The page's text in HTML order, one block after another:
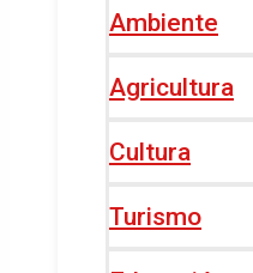
Ambiente
Agricultura
Cultura
Turismo